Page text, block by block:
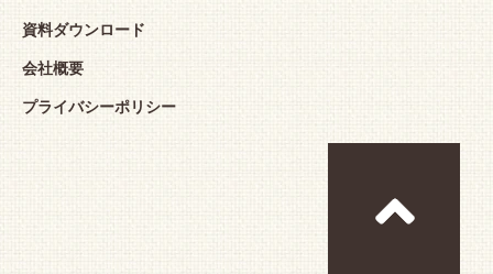
資料ダウンロード
会社概要
プライバシーポリシー